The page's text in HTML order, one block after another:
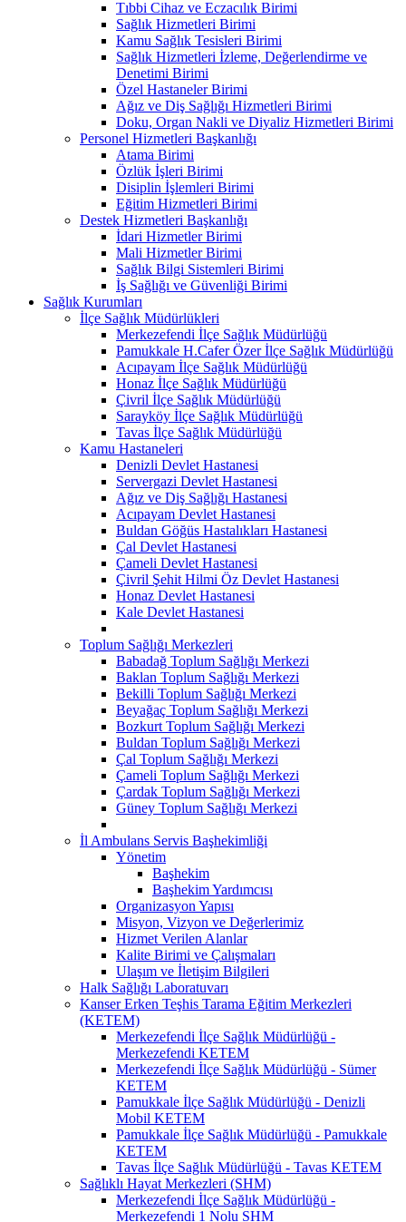
Tıbbi Cihaz ve Eczacılık Birimi
Sağlık Hizmetleri Birimi
Kamu Sağlık Tesisleri Birimi
Sağlık Hizmetleri İzleme, Değerlendirme ve
Denetimi Birimi
Özel Hastaneler Birimi
Ağız ve Diş Sağlığı Hizmetleri Birimi
Doku, Organ Nakli ve Diyaliz Hizmetleri Birimi
Personel Hizmetleri Başkanlığı
Atama Birimi
Özlük İşleri Birimi
Disiplin İşlemleri Birimi
Eğitim Hizmetleri Birimi
Destek Hizmetleri Başkanlığı
İdari Hizmetler Birimi
Mali Hizmetler Birimi
Sağlık Bilgi Sistemleri Birimi
İş Sağlığı ve Güvenliği Birimi
Sağlık Kurumları
İlçe Sağlık Müdürlükleri
Merkezefendi İlçe Sağlık Müdürlüğü
Pamukkale H.Cafer Özer İlçe Sağlık Müdürlüğü
Acıpayam İlçe Sağlık Müdürlüğü
Honaz İlçe Sağlık Müdürlüğü
Çivril İlçe Sağlık Müdürlüğü
Sarayköy İlçe Sağlık Müdürlüğü
Tavas İlçe Sağlık Müdürlüğü
Kamu Hastaneleri
Denizli Devlet Hastanesi
Servergazi Devlet Hastanesi
Ağız ve Diş Sağlığı Hastanesi
Acıpayam Devlet Hastanesi
Buldan Göğüs Hastalıkları Hastanesi
Çal Devlet Hastanesi
Çameli Devlet Hastanesi
Çivril Şehit Hilmi Öz Devlet Hastanesi
Honaz Devlet Hastanesi
Kale Devlet Hastanesi
Toplum Sağlığı Merkezleri
Babadağ Toplum Sağlığı Merkezi
Baklan Toplum Sağlığı Merkezi
Bekilli Toplum Sağlığı Merkezi
Beyağaç Toplum Sağlığı Merkezi
Bozkurt Toplum Sağlığı Merkezi
Buldan Toplum Sağlığı Merkezi
Çal Toplum Sağlığı Merkezi
Çameli Toplum Sağlığı Merkezi
Çardak Toplum Sağlığı Merkezi
Güney Toplum Sağlığı Merkezi
İl Ambulans Servis Başhekimliği
Yönetim
Başhekim
Başhekim Yardımcısı
Organizasyon Yapısı
Misyon, Vizyon ve Değerlerimiz
Hizmet Verilen Alanlar
Kalite Birimi ve Çalışmaları
Ulaşım ve İletişim Bilgileri
Halk Sağlığı Laboratuvarı
Kanser Erken Teşhis Tarama Eğitim Merkezleri
(KETEM)
Merkezefendi İlçe Sağlık Müdürlüğü -
Merkezefendi KETEM
Merkezefendi İlçe Sağlık Müdürlüğü - Sümer
KETEM
Pamukkale İlçe Sağlık Müdürlüğü - Denizli
Mobil KETEM
Pamukkale İlçe Sağlık Müdürlüğü - Pamukkale
KETEM
Tavas İlçe Sağlık Müdürlüğü - Tavas KETEM
Sağlıklı Hayat Merkezleri (SHM)
Merkezefendi İlçe Sağlık Müdürlüğü -
Merkezefendi 1 Nolu SHM